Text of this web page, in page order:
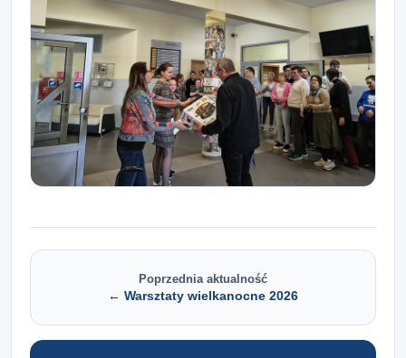
Poprzednia aktualność
← Warsztaty wielkanocne 2026